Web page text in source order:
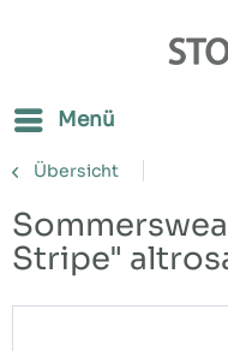
Menü
Übersicht
Stripe"